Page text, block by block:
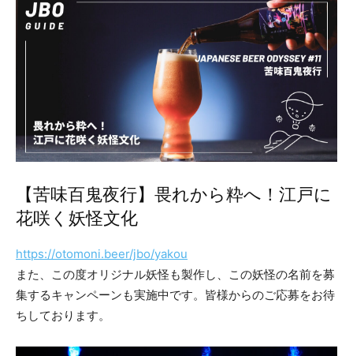
【苦味百鬼夜行】畏れから粋へ！江戸に
花咲く妖怪文化
https://otomoni.beer/jbo/yakou
また、この度オリジナル妖怪も製作し、この妖怪の名前を募
集するキャンペーンも実施中です。皆様からのご応募をお待
ちしております。